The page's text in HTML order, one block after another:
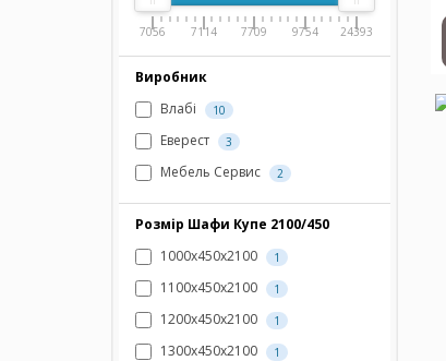
7056 7114 7709 9754 24393
Виробник
Влабі
10
Еверест 3
Мебель Сервис 2
Розмір Шафи Купе 2100/450
1000х450х2100
1
1100х450х2100 1
1200х450х2100 1
1300х450х2100 1